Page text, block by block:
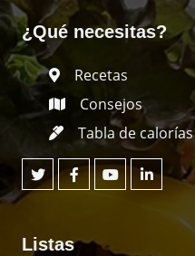
¿Qué necesitas?
Recetas
Consejos
Tabla de calorías
Listas